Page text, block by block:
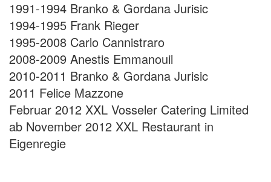
1991-1994 Branko & Gordana Jurisic
1994-1995 Frank Rieger
1995-2008 Carlo Cannistraro
2008-2009 Anestis Emmanouil
2010-2011 Branko & Gordana Jurisic
2011 Felice Mazzone
Februar 2012 XXL Vosseler Catering Limited
ab November 2012 XXL Restaurant in
Eigenregie